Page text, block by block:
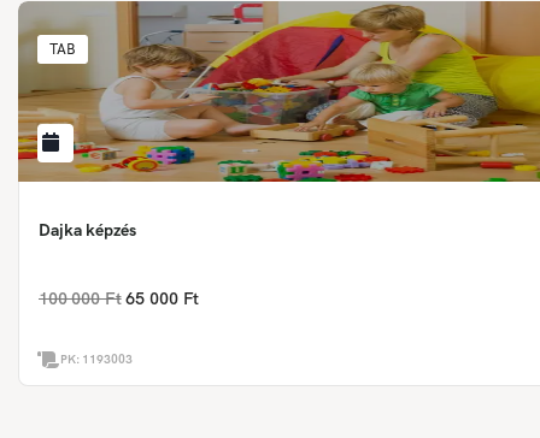
TAB
Dajka képzés
100 000 Ft 65 000 Ft
PK: 1193003